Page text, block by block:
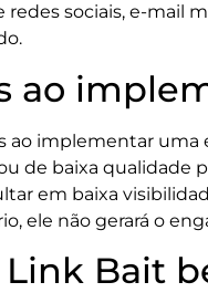
sociais, e-mail
ao
ao implementar uma
de baixa
em baixa
ele não gerará o
Bait